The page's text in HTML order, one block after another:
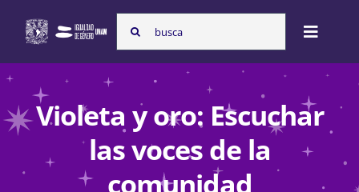
content
Search
for:
Toggle
Nosotras
Violeta y oro: Escuchar
las voces de la
comunidad